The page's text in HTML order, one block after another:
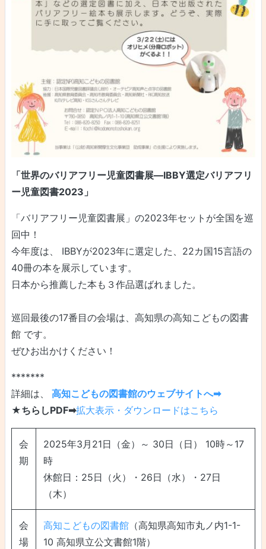
「世界のバリアフリー児童図書展―IBBY選定バリアフリ
ー児童図書2023」
「バリアフリー児童図書展」の2023年セットが全国を巡
回中！
今年度は、 IBBYが2023年に選定した、22カ国15言語の
40冊の本を展示しています。
日本から推薦した本も３作品選ばれました。
巡回最後の17番目の会場は、高知県の高知こどもの図書
館 です。
ぜひお出かけください！
*******
詳細は、
高知こどもの図書館のウェブサイトへ➡
★ちらしPDF➡拡大表示・ダウンロードはこちら
会
期
2025年3月21日（金）～ 30日（日） 10時～17
時
休館日：25日（火）・26日（水）・27日
（木）
会
場
高知こどもの図書館（高知県高知市丸ノ内1-1-
10 高知県立公文書館1階）